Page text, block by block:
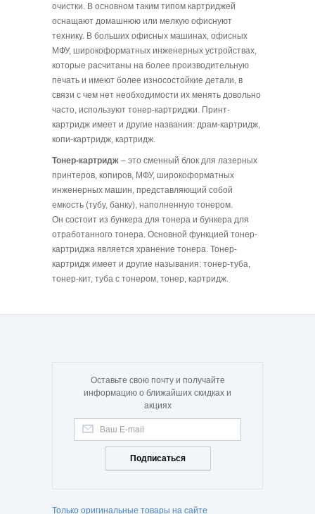
очистки. В основном таким типом картриджей
оснащают домашнюю или мелкую офиснуют
технику. В больших офисных машинах, офисных
МФУ, широкоформатных инженерных устройствах,
которые расчитаны на более производительную
печать и имеют более износостойкие детали, в
связи с чем нет необходимости их менять довольно
часто, используют тонер-картриджи. Принт-
картридж имеет и другие названия: драм-картридж,
копи-картридж, картридж.
Тонер-картридж – это сменный блок для лазерных
принтеров, копиров, МФУ, широкоформатных
инженерных машин, представляющий собой
емкость (тубу, банку), наполненную тонером.
Он состоит из бункера для тонера и бункера для
отработанного тонера. Основной функцией тонер-
картриджа является хранение тонера. Тонер-
картридж имеет и другие называния: тонер-туба,
тонер-кит, туба с тонером, тонер, картридж.
Оставьте свою почту и получайте
информацию о ближайших скидках и
акциях
Подписаться
Только оригинальные товары на сайте